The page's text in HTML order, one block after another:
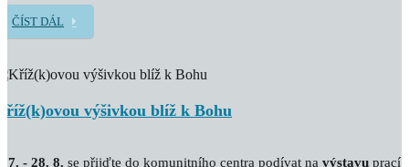
ČÍST DÁL
výšivkou blíž k Bohu
7. - 28. 8. se přijďte do komunitního centra podívat na výstavu prací